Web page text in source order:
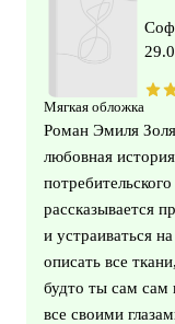
Мягкая обложка
Роман Эмиля
любовная
рассказывается
и устраиваться
описать все
будто ты сам сам
все своими